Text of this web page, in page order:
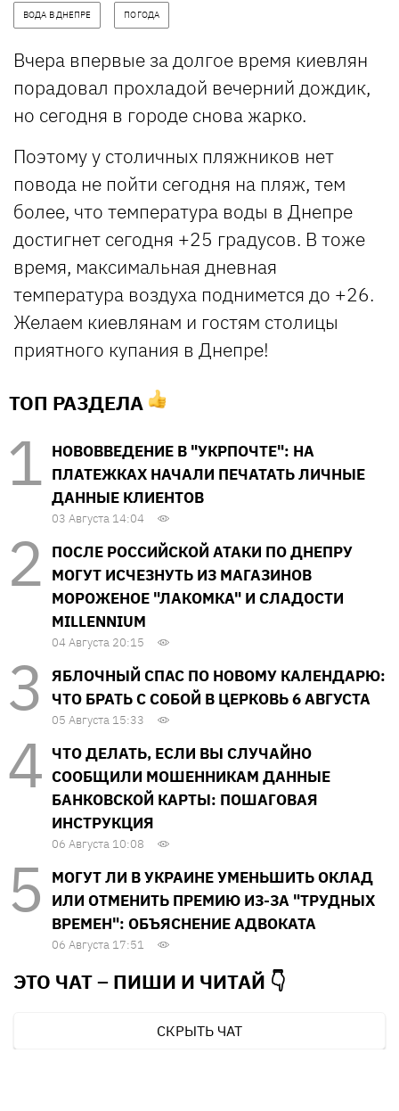
ВОДА В ДНЕПРЕ ПОГОДА
Вчера впервые за долгое время киевлян
порадовал прохладой вечерний дождик,
но сегодня в городе снова жарко.
Поэтому у столичных пляжников нет
повода не пойти сегодня на пляж, тем
более, что температура воды в Днепре
достигнет сегодня +25 градусов. В тоже
время, максимальная дневная
температура воздуха поднимется до +26.
Желаем киевлянам и гостям столицы
приятного купания в Днепре!
ТОП РАЗДЕЛА
НОВОВВЕДЕНИЕ В "УКРПОЧТЕ": НА
ПЛАТЕЖКАХ НАЧАЛИ ПЕЧАТАТЬ ЛИЧНЫЕ
ДАННЫЕ КЛИЕНТОВ
03 Августа 14:04
ПОСЛЕ РОССИЙСКОЙ АТАКИ ПО ДНЕПРУ
МОГУТ ИСЧЕЗНУТЬ ИЗ МАГАЗИНОВ
МОРОЖЕНОЕ "ЛАКОМКА" И СЛАДОСТИ
MILLENNIUM
04 Августа 20:15
ЯБЛОЧНЫЙ СПАС ПО НОВОМУ КАЛЕНДАРЮ:
ЧТО БРАТЬ С СОБОЙ В ЦЕРКОВЬ 6 АВГУСТА
05 Августа 15:33
ЧТО ДЕЛАТЬ, ЕСЛИ ВЫ СЛУЧАЙНО
СООБЩИЛИ МОШЕННИКАМ ДАННЫЕ
БАНКОВСКОЙ КАРТЫ: ПОШАГОВАЯ
ИНСТРУКЦИЯ
06 Августа 10:08
МОГУТ ЛИ В УКРАИНЕ УМЕНЬШИТЬ ОКЛАД
ИЛИ ОТМЕНИТЬ ПРЕМИЮ ИЗ-ЗА "ТРУДНЫХ
ВРЕМЕН": ОБЪЯСНЕНИЕ АДВОКАТА
06 Августа 17:51
ЭТО ЧАТ – ПИШИ И ЧИТАЙ 👇
СКРЫТЬ ЧАТ